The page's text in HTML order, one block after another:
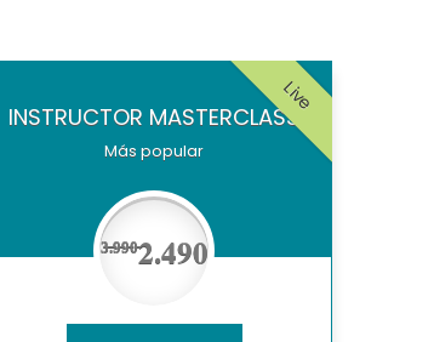
Live
INSTRUCTOR MASTERCLASS
Más popular
3̶.̶9̶9̶0̶2.490